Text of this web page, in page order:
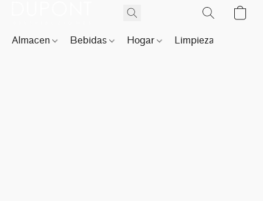
Almacen Bebidas Hogar Limpieza